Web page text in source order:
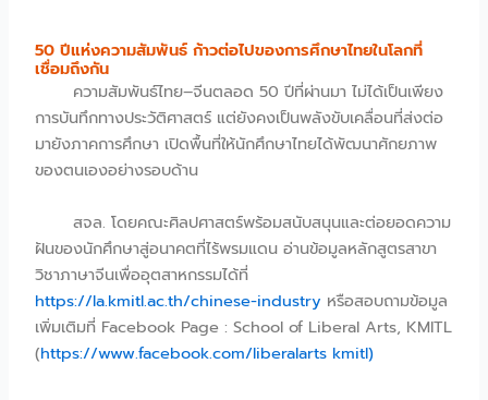
50 ปีแห่งความสัมพันธ์ ก้าวต่อไปของการศึกษาไทยในโลกที่
เชื่อมถึงกัน
ความสัมพันธ์ไทย–จีนตลอด 50 ปีที่ผ่านมา ไม่ได้เป็นเพียง
การบันทึกทางประวัติศาสตร์ แต่ยังคงเป็นพลังขับเคลื่อนที่ส่งต่อ
มายังภาคการศึกษา เปิดพื้นที่ให้นักศึกษาไทยได้พัฒนาศักยภาพ
ของตนเองอย่างรอบด้าน
สจล. โดยคณะศิลปศาสตร์พร้อมสนับสนุนและต่อยอดความ
ฝันของนักศึกษาสู่อนาคตที่ไร้พรมแดน อ่านข้อมูลหลักสูตรสาขา
วิชาภาษาจีนเพื่ออุตสาหกรรมได้ที่
https://la.kmitl.ac.th/chinese-industry หรือสอบถามข้อมูล
เพิ่มเติมที่ Facebook Page : School of Liberal Arts, KMITL
(https://www.facebook.com/liberalarts kmitl)